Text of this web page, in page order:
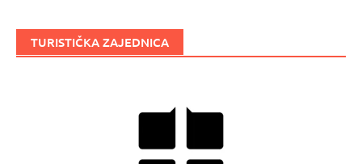
TURISTIČKA ZAJEDNICA